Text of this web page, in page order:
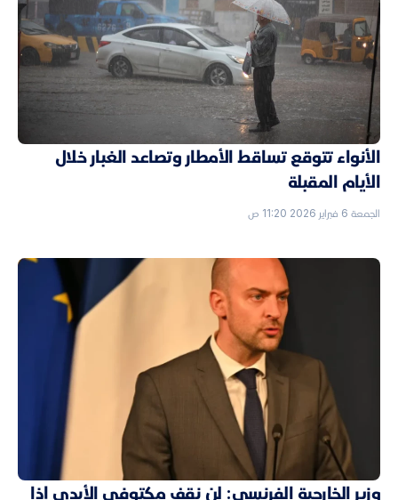
الأنواء تتوقع تساقط الأمطار وتصاعد الغبار خلال
الأيام المقبلة
الجمعة 6 فبراير 2026 11:20 ص
وزير الخارجية الفرنسي: لن نقف مكتوفي الأيدي إذا